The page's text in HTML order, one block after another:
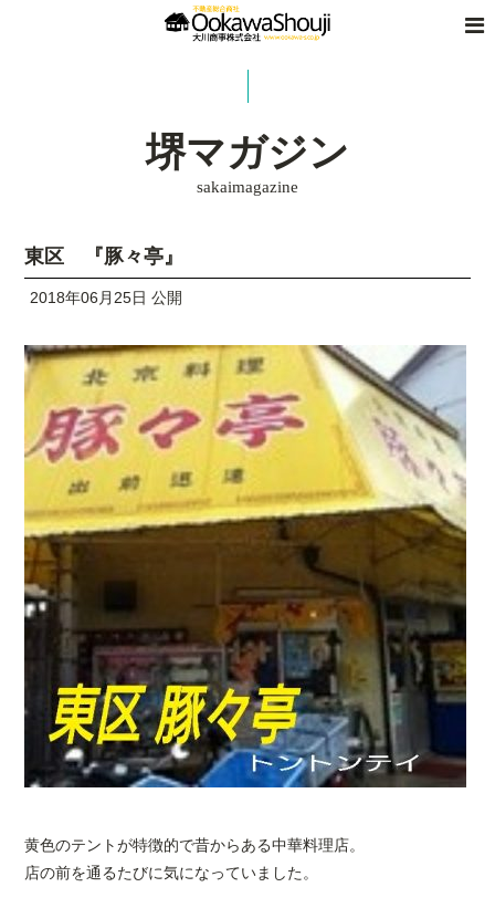
堺マガジン
sakaimagazine
東区 『豚々亭』
2018年06月25日 公開
黄色のテントが特徴的で昔からある中華料理店。
店の前を通るたびに気になっていました。